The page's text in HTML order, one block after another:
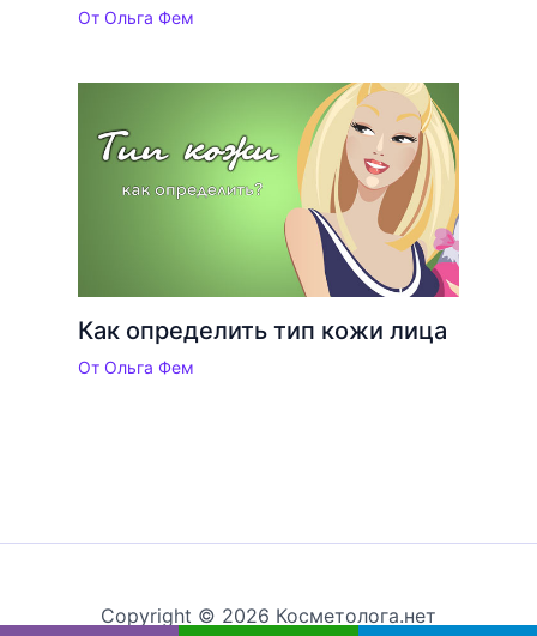
От Ольга Фем
Как определить тип кожи лица
От Ольга Фем
Copyright © 2026 Косметолога.нет